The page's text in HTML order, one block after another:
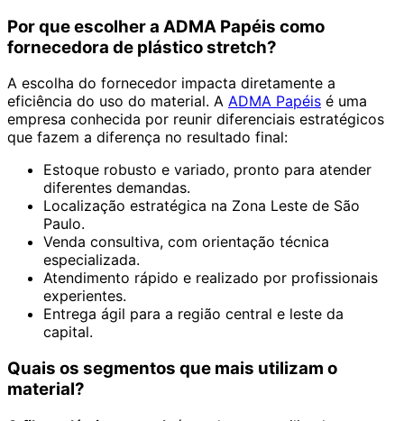
Por que escolher a ADMA Papéis como
fornecedora de plástico stretch?
A escolha do fornecedor impacta diretamente a
eficiência do uso do material. A ADMA Papéis é uma
empresa conhecida por reunir diferenciais estratégicos
que fazem a diferença no resultado final:
Estoque robusto e variado, pronto para atender
diferentes demandas.
Localização estratégica na Zona Leste de São
Paulo.
Venda consultiva, com orientação técnica
especializada.
Atendimento rápido e realizado por profissionais
experientes.
Entrega ágil para a região central e leste da
capital.
Quais os segmentos que mais utilizam o
material?